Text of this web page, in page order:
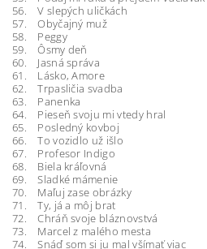
56. V slepých uličkách
57. Obyčajný muž
58. Peggy
59. Ôsmy deň
60. Jasná správa
61. Lásko, Amore
62. Trpasličia svadba
63. Panenka
64. Pieseň svoju mi ​​vtedy hral
65. Posledný kovboj
66. To vozidlo už išlo
67. Profesor Indigo
68. Biela kráľovná
69. Sladké mámenie
70. Maľuj zase obrázky
71. Ty, já a môj brat
72. Chráň svoje bláznovstvá
73. Marcel z malého mesta
74. Snáď som si ju mal všímať viac